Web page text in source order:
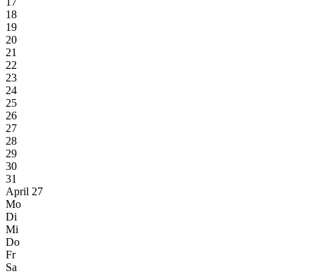
18
19
20
21
22
23
24
25
26
27
28
29
30
31
April 27
Mo
Di
Mi
Do
Fr
Sa